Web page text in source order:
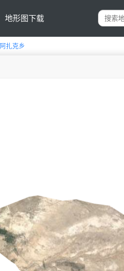
地形图下载
阿扎克乡